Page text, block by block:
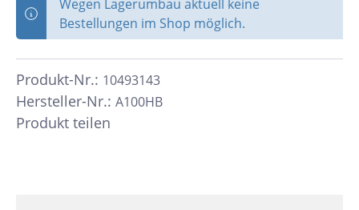
Wegen Lagerumbau aktuell keine
Bestellungen im Shop möglich.
Hersteller-Nr.: A100HB
Produkt-Nr.: 10493143
Produkt teilen